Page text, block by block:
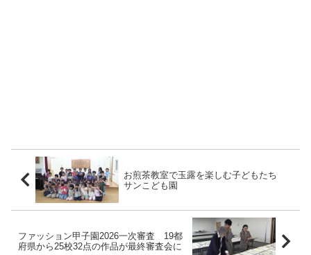
お煎茶教室で玉露を楽しむ子どもたち
サンこども園
ファッション甲子園2026一次審査 19都
府県から25校32点の作品が最終審査会に